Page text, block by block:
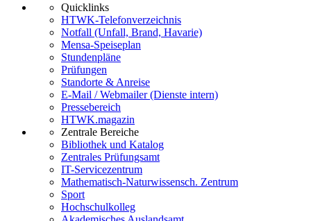
Quicklinks
HTWK-Telefonverzeichnis
Notfall (Unfall, Brand, Havarie)
Mensa-Speiseplan
Stundenpläne
Prüfungen
Standorte & Anreise
E-Mail / Webmailer (Dienste intern)
Pressebereich
HTWK.magazin
Zentrale Bereiche
Bibliothek und Katalog
Zentrales Prüfungsamt
IT-Servicezentrum
Mathematisch-Naturwissensch. Zentrum
Sport
Hochschulkolleg